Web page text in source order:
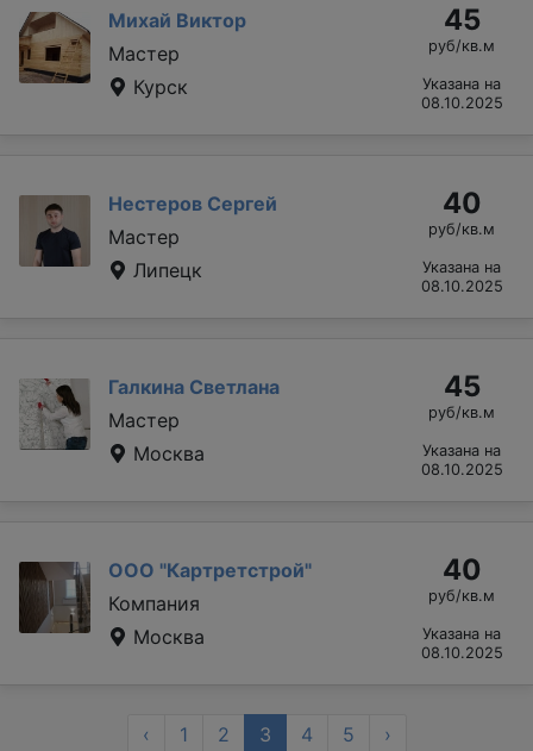
Михай Виктор
Мастер
Курск
45
руб/кв.м
Указана на
08.10.2025
Нестеров Сергей
Мастер
Липецк
40
руб/кв.м
Указана на
08.10.2025
Галкина Светлана
Мастер
Москва
45
руб/кв.м
Указана на
08.10.2025
ООО "Картретстрой"
Компания
Москва
40
руб/кв.м
Указана на
08.10.2025
‹ 1 2 3 4 5 ›